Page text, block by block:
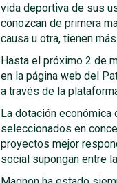
vida deportiva de sus
conozcan de primera
causa u otra, tienen
Hasta el próximo 2 de
en la página web del
a través de la
La dotación económica
seleccionados en
proyectos mejor
social supongan entre